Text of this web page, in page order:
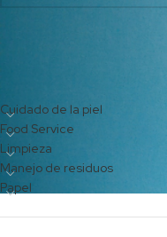
Cuidado de la piel
Food Service
Limpieza
Manejo de residuos
Papel